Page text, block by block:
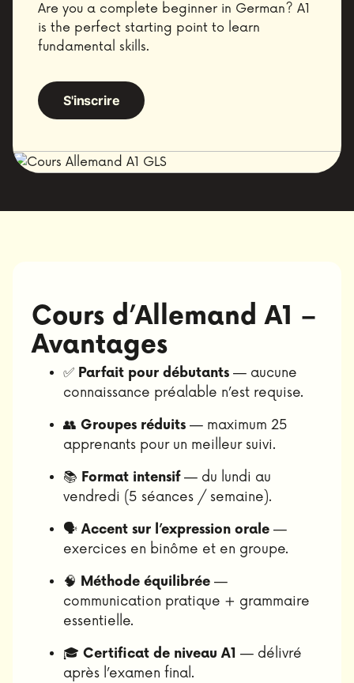
Are you a complete beginner in German? A1
is the perfect starting point to learn
fundamental skills.
S'inscrire
Cours d’Allemand A1 –
Avantages
✅ Parfait pour débutants — aucune
connaissance préalable n’est requise.
👥 Groupes réduits — maximum 25
apprenants pour un meilleur suivi.
📚 Format intensif— du lundi au
vendredi (5 séances / semaine).
🗣️Accent sur l’expression orale —
exercices en binôme et en groupe.
🧠 Méthode équilibrée —
communication pratique + grammaire
essentielle.
🎓 Certificat de niveau A1 — délivré
après l’examen final.